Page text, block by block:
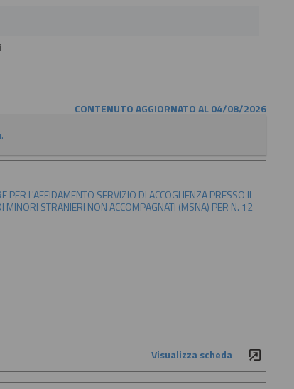
CONTENUTO AGGIORNATO AL 04/08/2026
PER L'AFFIDAMENTO SERVIZIO DI ACCOGLIENZA PRESSO IL
STRANIERI NON ACCOMPAGNATI (MSNA) PER N. 12
Visualizza scheda